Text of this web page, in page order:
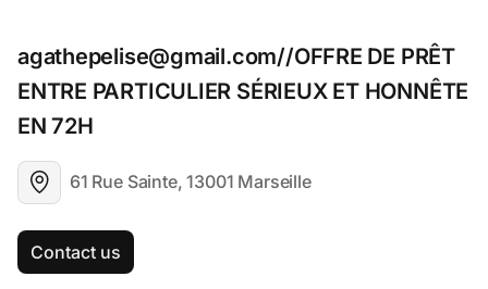
agathepelise@gmail.com//OFFRE DE PRÊT
ENTRE PARTICULIER SÉRIEUX ET HONNÊTE
EN 72H
61 Rue Sainte, 13001 Marseille
Contact us